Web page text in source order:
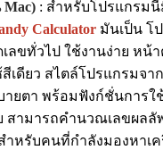
: สำหรับโปรแกรม
Calculator มันเป็น โ
เลขทั่วไป ใช้งานง่าย หน้
เดียว สไตล์โปรแกรมจา
ายตา พร้อมฟังก์ชั่นการ
สามารถคำนวณเลขผล
ำหรับคนที่กำลังมองหาเ